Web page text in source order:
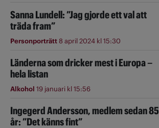
Sanna Lundell: ”Jag gjorde ett val att
träda fram”
Personporträtt8 april 2024 kl 15:30
Länderna som dricker mest i Europa –
hela listan
Alkohol 19 januari kl 15:56
Ingegerd Andersson, medlem sedan 85
år: ”Det känns fint”